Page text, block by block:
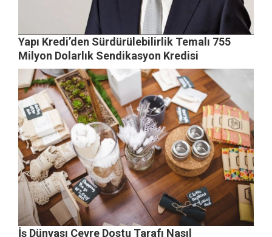
Yapı Kredi’den Sürdürülebilirlik Temalı 755
Milyon Dolarlık Sendikasyon Kredisi
İş Dünyası Çevre Dostu Tarafı Nasıl